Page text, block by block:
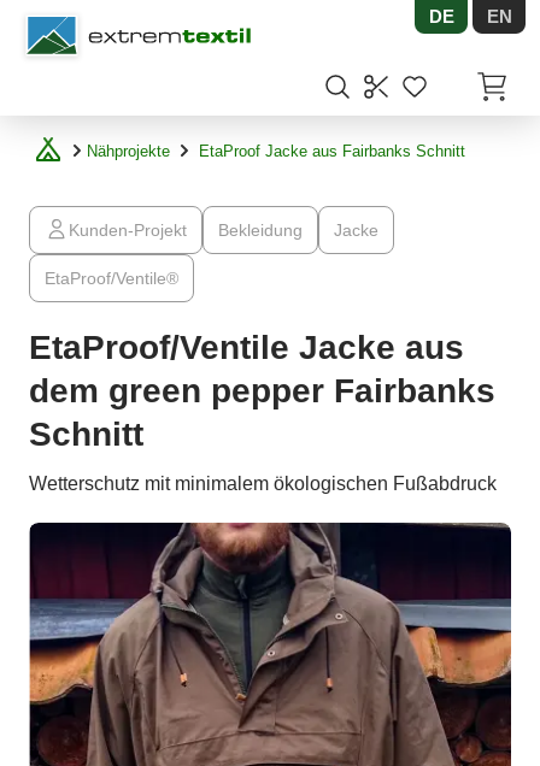
Shopware DE EN
Nähprojekte EtaProof Jacke aus Fairbanks Schnitt
Kunden-Projekt Bekleidung Jacke
EtaProof/Ventile®
EtaProof/Ventile Jacke aus
dem green pepper Fairbanks
Schnitt
Wetterschutz mit minimalem ökologischen Fußabdruck